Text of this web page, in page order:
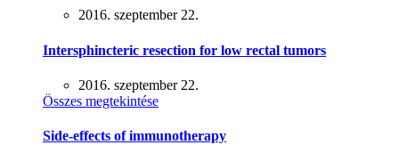
2016. szeptember 22.
Intersphincteric resection for low rectal tumors
2016. szeptember 22.
Összes megtekintése
Side-effects of immunotherapy